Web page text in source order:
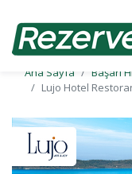
Ana Sayfa
Başarı
Lujo Hotel